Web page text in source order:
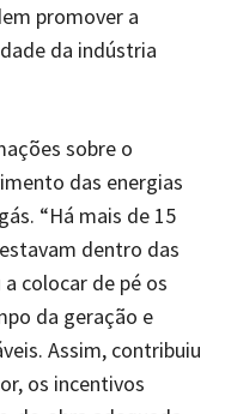
promover a
da indústria
sobre o
das energias
“Há mais de 15
dentro das
colocar de pé os
da geração e
Assim, contribuiu
os incentivos